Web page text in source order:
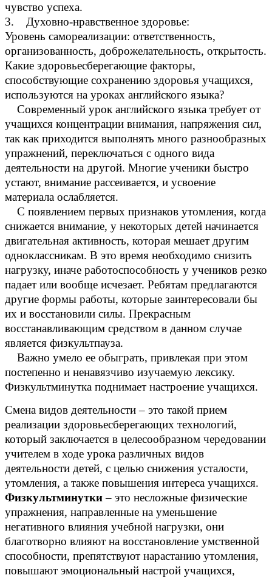
чувство успеха.
3. Духовно-нравственное здоровье:
Уровень самореализации: ответственность,
организованность, доброжелательность, открытость.
Какие здоровьесберегающие факторы,
способствующие сохранению здоровья учащихся,
используются на уроках английского языка?
Современный урок английского языка требует от
учащихся концентрации внимания, напряжения сил,
так как приходится выполнять много разнообразных
упражнений, переключаться с одного вида
деятельности на другой. Многие ученики быстро
устают, внимание рассеивается, и усвоение
материала ослабляется.
С появлением первых признаков утомления, когда
снижается внимание, у некоторых детей начинается
двигательная активность, которая мешает другим
одноклассникам. В это время необходимо снизить
нагрузку, иначе работоспособность у учеников резко
падает или вообще исчезает. Ребятам предлагаются
другие формы работы, которые заинтересовали бы
их и восстановили силы. Прекрасным
восстанавливающим средством в данном случае
является физкультпауза.
Важно умело ее обыграть, привлекая при этом
постепенно и ненавязчиво изучаемую лексику.
Физкультминутка поднимает настроение учащихся.
Смена видов деятельности – это такой прием
реализации здоровьесберегающих технологий,
который заключается в целесообразном чередовании
учителем в ходе урока различных видов
деятельности детей, с целью снижения усталости,
утомления, а также повышения интереса учащихся.
Физкультминутки– это несложные физические
упражнения, направленные на уменьшение
негативного влияния учебной нагрузки, они
благотворно влияют на восстановление умственной
способности, препятствуют нарастанию утомления,
повышают эмоциональный настрой учащихся,